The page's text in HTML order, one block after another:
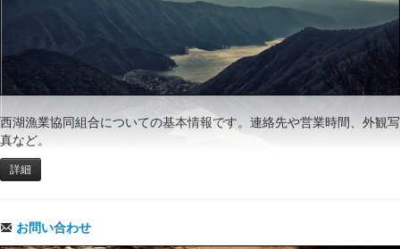
西湖漁業協同組合についての基本情報です。連絡先や営業時間、外観写
真など。
詳細
お問い合わせ